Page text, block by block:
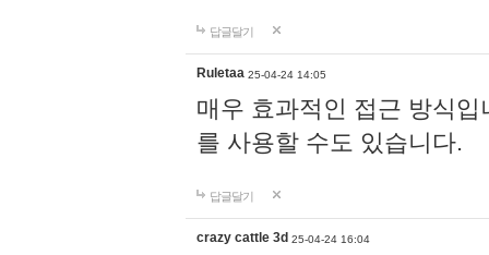
답글달기
Ruletaa 25-04-24 14:05
매우 효과적인 접근 방식입
를 사용할 수도 있습니다.
답글달기
crazy cattle 3d 25-04-24 16:04